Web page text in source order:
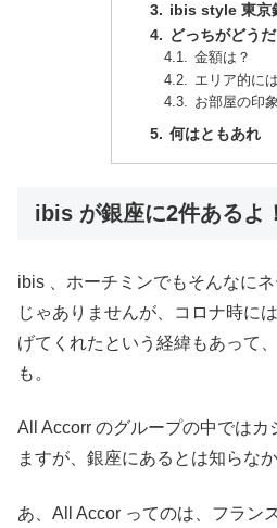
ibis style 東京
どっちがどう
金額は？
エリア的に
お部屋の印
何はともあれ
ibis が銀座に2件あるよ！
ibis 、ホーチミンでもそんなに
じゃありませんが、コロナ時に
げてくれたという経緯もあって
も。
All Accorr のグループの中ではカ
ますが、銀座にあるとは知らなか
あ、All Accor ってのは、フラン